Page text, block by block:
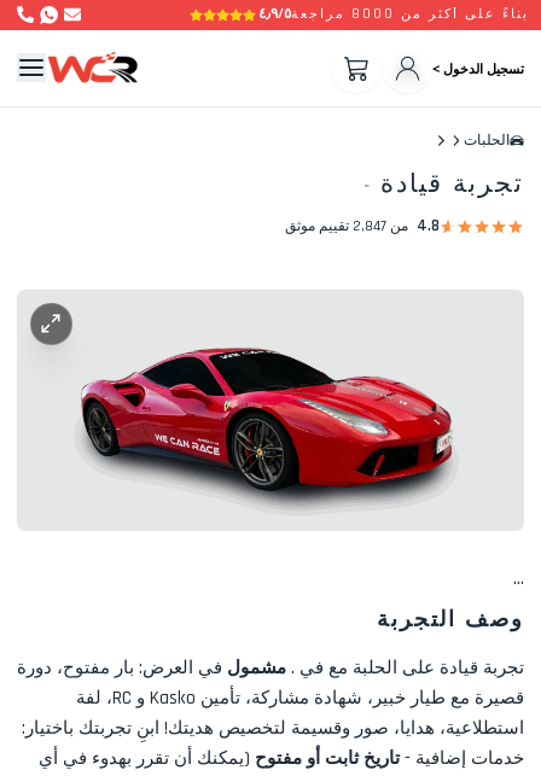
٤٫٩/٥ بناءً على أكثر من 8000 مراجعة
تسجيل الدخول >
الحلبات
تجربة قيادة -
4.8 من 2,847 تقييم موثق
...
وصف التجربة
تجربة قيادة على الحلبة مع في . مشمول في العرض: بار مفتوح، دورة
قصيرة مع طيار خبير، شهادة مشاركة، تأمين Kasko و RC، لفة
استطلاعية، هدايا، صور وقسيمة لتخصيص هديتك! ابنِ تجربتك باختيار:
خدمات إضافية -تاريخ ثابت أو مفتوح (يمكنك أن تقرر بهدوء في أي